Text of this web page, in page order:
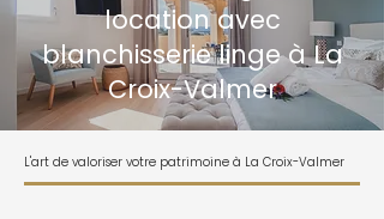
location avec
blanchisserie linge à La
Croix-Valmer
L'art de valoriser votre patrimoine à La Croix-Valmer